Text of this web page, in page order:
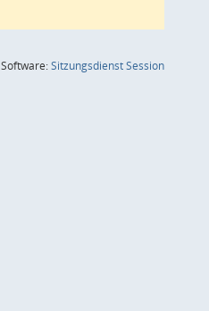
Software:SitzungsdienstSession(Wird in